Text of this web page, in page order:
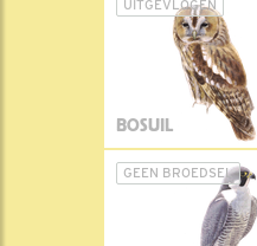
UITGEVLOGEN
BOSUIL
GEEN BROEDSEL